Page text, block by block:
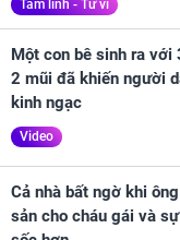
Tâm linh - Tử vi
Một con bê sinh ra
2 mũi đã khiến người
kinh ngạc
Video
Cả nhà bất ngờ khi
sản cho cháu gái và